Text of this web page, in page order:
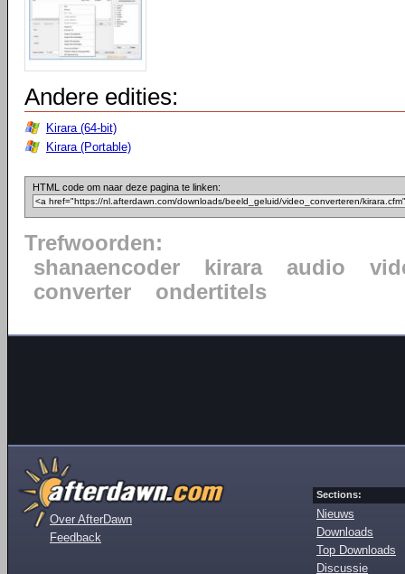
Andere edities:
Kirara (64-bit)
Kirara (Portable)
HTML code om naar deze pagina te linken:
Trefwoorden:
shanaencoder
kirara audio
converter
ondertitels
Over AfterDawn
Feedback
Sections:
Nieuws
Downloads
Top Downloads
Discussie